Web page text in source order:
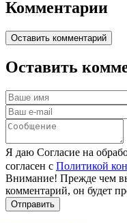
Комментарии
Оставить комментарий
Оставить
Я даю Согласие на
согласен с Политикой
Внимание! Прежде чем
комментарий, он будет
Отправить